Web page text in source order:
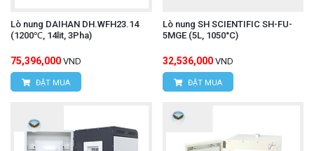
Lò nung DAIHAN DH.WFH23.14
(1200℃, 14lit, 3Pha)
75,396,000 VND
ĐẶT MUA
Lò nung SH SCIENTIFIC SH-FU-
5MGE (5L, 1050°C)
32,536,000 VND
ĐẶT MUA